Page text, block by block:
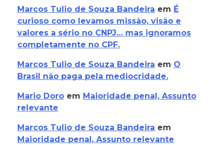
Marcos Tulio de Souza Bandeira em É
curioso como levamos missão, visão e
valores a sério no CNPJ… mas ignoramos
completamente no CPF.
Marcos Tulio de Souza Bandeira em O
Brasil não paga pela mediocridade.
Mario Doro em Maioridade penal, Assunto
relevante
Marcos Tulio de Souza Bandeira em
Maioridade penal, Assunto relevante